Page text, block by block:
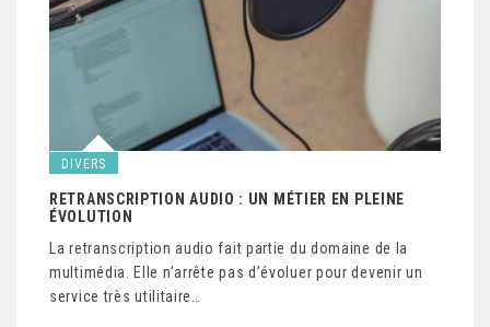
DIVERS
RETRANSCRIPTION AUDIO : UN MÉTIER EN PLEINE
ÉVOLUTION
La retranscription audio fait partie du domaine de la
multimédia. Elle n’arrête pas d’évoluer pour devenir un
service très utilitaire…